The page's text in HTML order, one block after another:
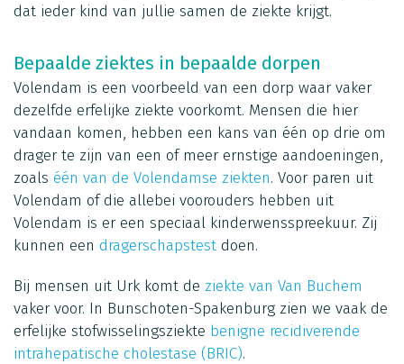
dat ieder kind van jullie samen de ziekte krijgt.
Bepaalde ziektes in bepaalde dorpen
Volendam is een voorbeeld van een dorp waar vaker
dezelfde erfelijke ziekte voorkomt. Mensen die hier
vandaan komen, hebben een kans van één op drie om
drager te zijn van een of meer ernstige aandoeningen,
zoals één van de Volendamse ziekten. Voor paren uit
Volendam of die allebei voorouders hebben uit
Volendam is er een speciaal kinderwensspreekuur. Zij
kunnen een dragerschapstest doen.
Bij mensen uit Urk komt de ziekte van Van Buchem
vaker voor. In Bunschoten-Spakenburg zien we vaak de
erfelijke stofwisselingsziekte benigne recidiverende
intrahepatische cholestase (BRIC).